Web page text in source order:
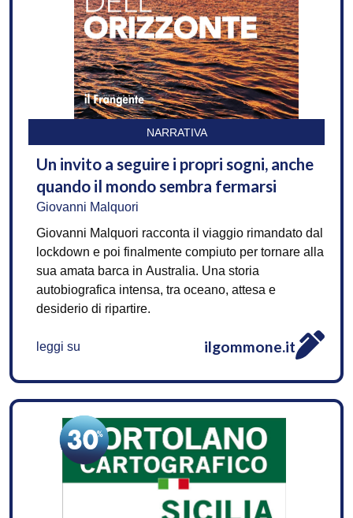
NARRATIVA
Un invito a seguire i propri sogni, anche
quando il mondo sembra fermarsi
Giovanni Malquori
Giovanni Malquori racconta il viaggio rimandato dal
lockdown e poi finalmente compiuto per tornare alla
sua amata barca in Australia. Una storia
autobiografica intensa, tra oceano, attesa e
desiderio di ripartire.
leggi su ilgommone.it